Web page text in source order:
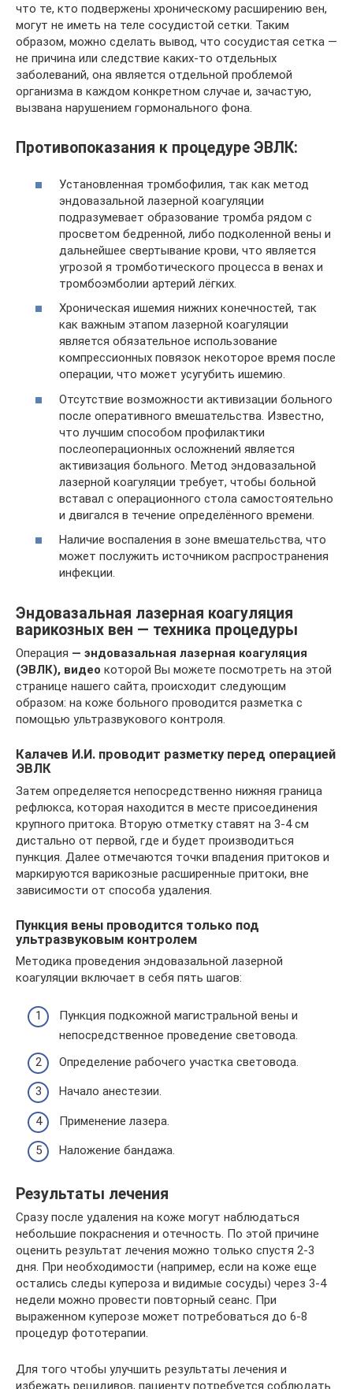
что те, кто подвержены хроническому расширению вен,
могут не иметь на теле сосудистой сетки. Таким
образом, можно сделать вывод, что сосудистая сетка —
не причина или следствие каких-то отдельных
заболеваний, она является отдельной проблемой
организма в каждом конкретном случае и, зачастую,
вызвана нарушением гормонального фона.
Противопоказания к процедуре ЭВЛК:
Установленная тромбофилия, так как метод
эндовазальной лазерной коагуляции
подразумевает образование тромба рядом с
просветом бедренной, либо подколенной вены и
дальнейшее свертывание крови, что является
угрозой я тромботического процесса в венах и
тромбоэмболии артерий лёгких.
Хроническая ишемия нижних конечностей, так
как важным этапом лазерной коагуляции
является обязательное использование
компрессионных повязок некоторое время после
операции, что может усугубить ишемию.
Отсутствие возможности активизации больного
после оперативного вмешательства. Известно,
что лучшим способом профилактики
послеоперационных осложнений является
активизация больного. Метод эндовазальной
лазерной коагуляции требует, чтобы больной
вставал с операционного стола самостоятельно
и двигался в течение определённого времени.
Наличие воспаления в зоне вмешательства, что
может послужить источником распространения
инфекции.
Эндовазальная лазерная коагуляция
варикозных вен — техника процедуры
Операция — эндовазальная лазерная коагуляция
(ЭВЛК), видео которой Вы можете посмотреть на этой
странице нашего сайта, происходит следующим
образом: на коже больного проводится разметка с
помощью ультразвукового контроля.
Калачев И.И. проводит разметку перед операцией
ЭВЛК
Затем определяется непосредственно нижняя граница
рефлюкса, которая находится в месте присоединения
крупного притока. Вторую отметку ставят на 3-4 см
дистально от первой, где и будет производиться
пункция. Далее отмечаются точки впадения притоков и
маркируются варикозные расширенные притоки, вне
зависимости от способа удаления.
Пункция вены проводится только под
ультразвуковым контролем
Методика проведения эндовазальной лазерной
коагуляции включает в себя пять шагов:
Пункция подкожной магистральной вены и
непосредственное проведение световода.
Определение рабочего участка световода.
Начало анестезии.
Применение лазера.
Наложение бандажа.
Результаты лечения
Сразу после удаления на коже могут наблюдаться
небольшие покраснения и отечность. По этой причине
оценить результат лечения можно только спустя 2-3
дня. При необходимости (например, если на коже еще
остались следы купероза и видимые сосуды) через 3-4
недели можно провести повторный сеанс. При
выраженном куперозе может потребоваться до 6-8
процедур фототерапии.
Для того чтобы улучшить результаты лечения и
избежать рецидивов, пациенту потребуется соблюдать